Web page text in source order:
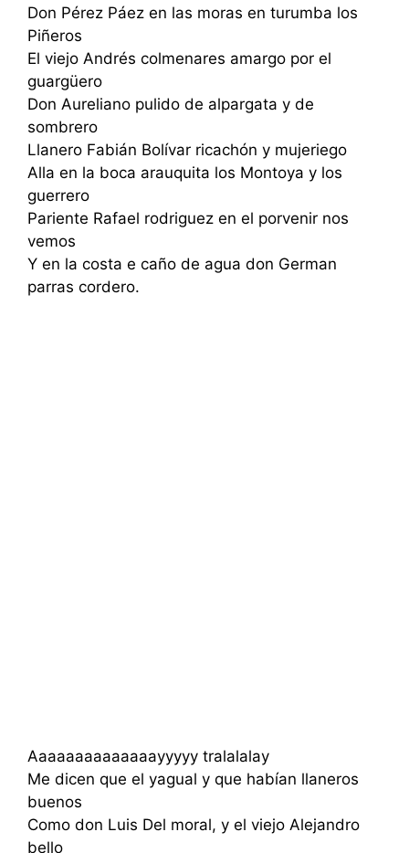
Don Pérez Páez en las moras en turumba los
Piñeros
El viejo Andrés colmenares amargo por el
guargüero
Don Aureliano pulido de alpargata y de
sombrero
Llanero Fabián Bolívar ricachón y mujeriego
Alla en la boca arauquita los Montoya y los
guerrero
Pariente Rafael rodriguez en el porvenir nos
vemos
Y en la costa e caño de agua don German
parras cordero.
Aaaaaaaaaaaaaayyyyy tralalalay
Me dicen que el yagual y que habían llaneros
buenos
Como don Luis Del moral, y el viejo Alejandro
bello